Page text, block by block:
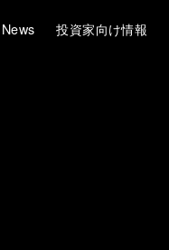
News 投資家向け情報